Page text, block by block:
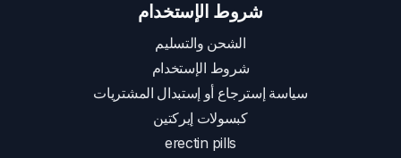
شروط الإستخدام
الشحن والتسليم
شروط الإستخدام
سياسة إسترجاع أو إستبدال المشتريات
كبسولات إيركتين
erectin pills